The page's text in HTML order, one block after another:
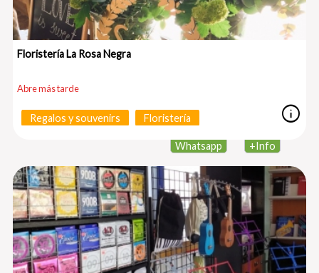
Floristería La Rosa Negra
Abre más tarde
Regalos y souvenirs Floristería info
+Info
Whatsapp